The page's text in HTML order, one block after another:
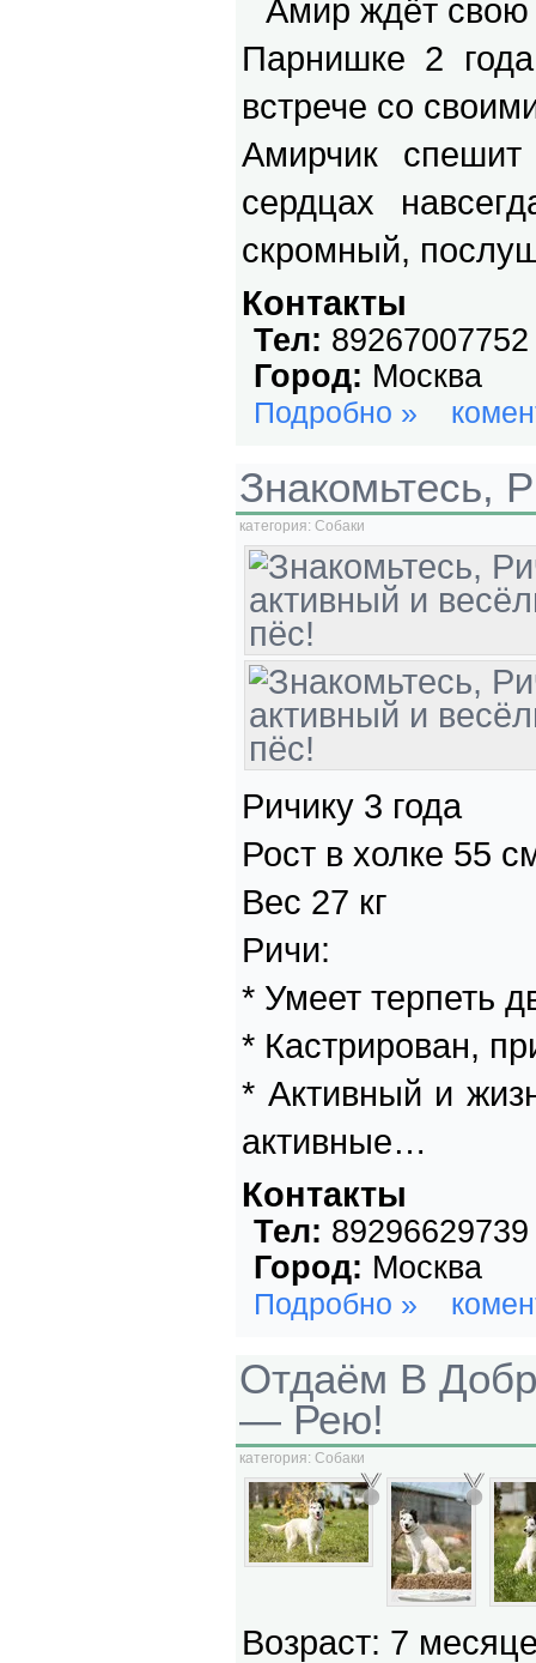
Амир ждёт
Парнишке 2
встрече со
Амирчик
сердцах
скромный,
Контакты
Тел: 89267007752
Город: Москва
Подробно »
Знакомьтесь,
категория: Собаки
Ричику 3 года
Рост в холке 55
Вес 27 кг
Ричи:
* Умеет терпеть
* Кастрирован,
* Активный и
активные…
Контакты
Тел: 89296629739
Город: Москва
Подробно »
Отдаём В
— Рею!
категория: Собаки
Возраст: 7